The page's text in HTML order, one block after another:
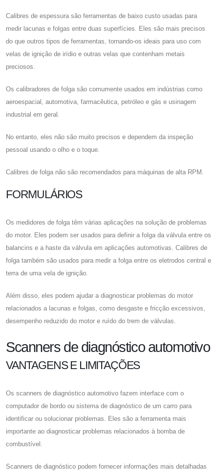
Calibres de espessura são ferramentas de baixo custo usadas para
medir lacunas e folgas entre duas superfícies. Eles são mais precisos
do que outros tipos de ferramentas, tornando-os ideais para uso com
velas de ignição de irídio e outras velas que contenham metais
preciosos.
Os calibradores de folga são comumente usados ​​em indústrias como
aeroespacial, automotiva, farmacêutica, petróleo e gás e usinagem
industrial em geral.
No entanto, eles não são muito precisos e dependem da inspeção
pessoal usando o olho e o toque.
Calibres de folga não são recomendados para máquinas de alta RPM.
FORMULÁRIOS
Os medidores de folga têm várias aplicações na solução de problemas
do motor. Eles podem ser usados ​​para definir a folga da válvula entre os
balancins e a haste da válvula em aplicações automotivas. Calibres de
folga também são usados ​​para medir a folga entre os eletrodos central e
terra de uma vela de ignição.
Além disso, eles podem ajudar a diagnosticar problemas do motor
relacionados a lacunas e folgas, como desgaste e fricção excessivos,
desempenho reduzido do motor e ruído do trem de válvulas.
Scanners de diagnóstico automotivo
VANTAGENS E LIMITAÇÕES
Os scanners de diagnóstico automotivo fazem interface com o
computador de bordo ou sistema de diagnóstico de um carro para
identificar ou solucionar problemas. Eles são a ferramenta mais
importante ao diagnosticar problemas relacionados à bomba de
combustível.
Scanners de diagnóstico podem fornecer informações mais detalhadas